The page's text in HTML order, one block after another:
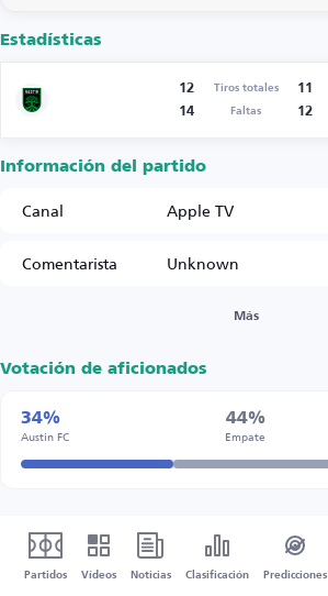
Estadísticas
12 Tiros totales
11
14
Faltas 12
Información del partido
Canal
Apple TV
Comentarista
Unknown
Más
Votación de aficionados
34%
Austin FC
44%
Empate
Partidos Vídeos Noticias Clasificación Predicciones